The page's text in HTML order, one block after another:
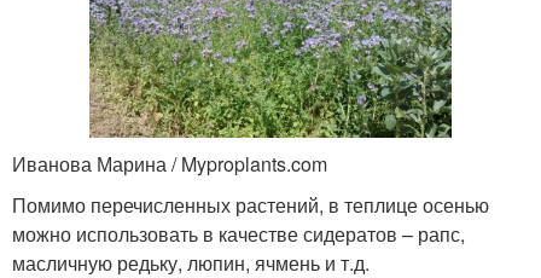
Иванова Марина / Myproplants.com
Помимо перечисленных растений, в теплице осенью
можно использовать в качестве сидератов – рапс,
масличную редьку, люпин, ячмень и т.д.